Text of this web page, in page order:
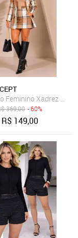
Feminino Xadrez
369,00 - 60%
R$ 149,00